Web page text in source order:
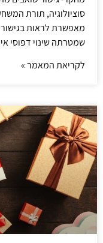
סוציולוגיה, תורת
מאפשרת לראות
שמטרתה שינוי דפוסי
לקריאת המאמר »